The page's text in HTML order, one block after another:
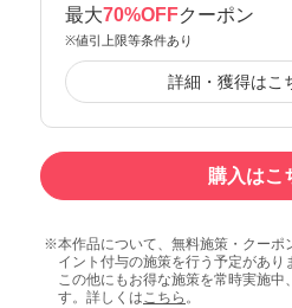
最大70%OFFクーポン
※値引上限等条件あり
詳細・獲得はこ
購入はこ
本作品について、無料施策・クーポ
イント付与の施策を行う予定があり
この他にもお得な施策を常時実施中
す。詳しくはこちら 。